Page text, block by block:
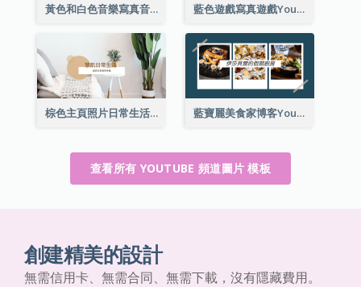
黃色和白色音樂寫真音樂頻道圖片 藍色遊戲寫真遊戲YouTube頻道圖片
棕色主頁照片日常生活分享YouTube頻道圖片 藍寶麗美食家博客YouTube頻道圖片
查看所有 YOUTUBE 頻道圖片 模板
創建精美的設計
無需信用卡、無需合同、無需下載，沒有隱藏費用。